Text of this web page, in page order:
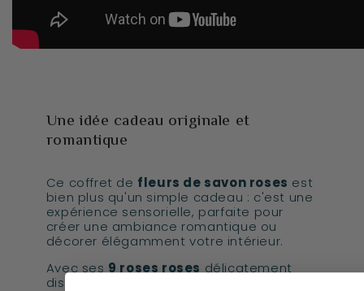
Une idée cadeau originale et
romantique
Ce coffret de fleurs de savon roses est
bien plus qu'un simple cadeau : c'est une
expérience sensorielle, parfaite pour
créer une ambiance romantique ou
décorer élégamment votre intérieur.
Avec ses9 roses rosesdélicatement
disposées dans une boîte carrée, ce